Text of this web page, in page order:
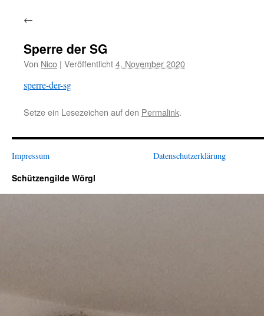
←
Sperre der SG
Von Nico | Veröffentlicht4. November 2020
sperre-der-sg
Setze ein Lesezeichen auf den Permalink.
Impressum Datenschutzerklärung
Schützengilde Wörgl